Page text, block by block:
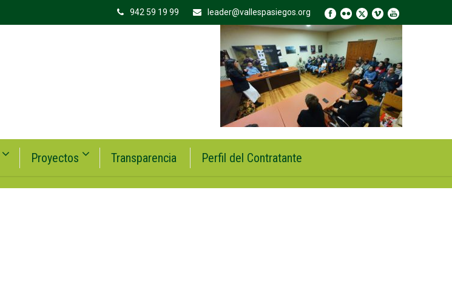
942 59 19 99 leader@vallespasiegos.org
Proyectos Transparencia Perfil del Contratante